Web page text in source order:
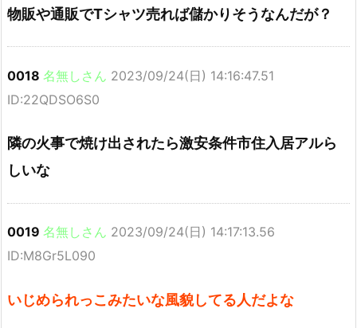
物販や通販でTシャツ売れば儲かりそうなんだが？
0018 名無しさん 2023/09/24(日) 14:16:47.51
ID:22QDSO6S0
隣の火事で焼け出されたら激安条件市住入居アルら
しいな
0019 名無しさん 2023/09/24(日) 14:17:13.56
ID:M8Gr5L090
いじめられっこみたいな風貌してる人だよな